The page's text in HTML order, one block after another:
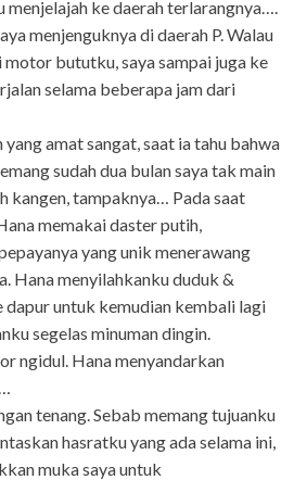
menjelajah ke daerah terlarangnya….
menjenguknya di daerah P. Walau
motor bututku, saya sampai juga ke
selama beberapa jam dari
amat sangat, saat ia tahu bahwa
sudah dua bulan saya tak main
kangen, tampaknya… Pada saat
memakai daster putih,
yang unik menerawang
Hana menyilahkanku duduk &
untuk kemudian kembali lagi
segelas minuman dingin.
ngidul. Hana menyandarkan
tenang. Sebab memang tujuanku
hasratku yang ada selama ini,
muka saya untuk